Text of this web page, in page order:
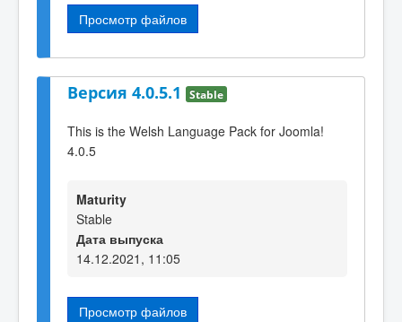
Просмотр файлов
Версия 4.0.5.1 Stable
This is the Welsh Language Pack for Joomla!
4.0.5
Maturity
Stable
Дата выпуска
14.12.2021, 11:05
Просмотр файлов